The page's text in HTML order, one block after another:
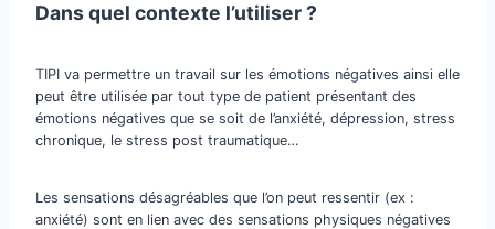
Dans quel contexte l’utiliser ?
TIPI va permettre un travail sur les émotions négatives ainsi elle
peut être utilisée par tout type de patient présentant des
émotions négatives que se soit de l’anxiété, dépression, stress
chronique, le stress post traumatique…
Les sensations désagréables que l’on peut ressentir (ex :
anxiété) sont en lien avec des sensations physiques négatives